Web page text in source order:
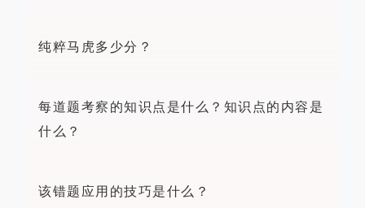
纯粹马虎多少分？
每道题考察的知识点是什么？知识点的内容是
什么？
该错题应用的技巧是什么？